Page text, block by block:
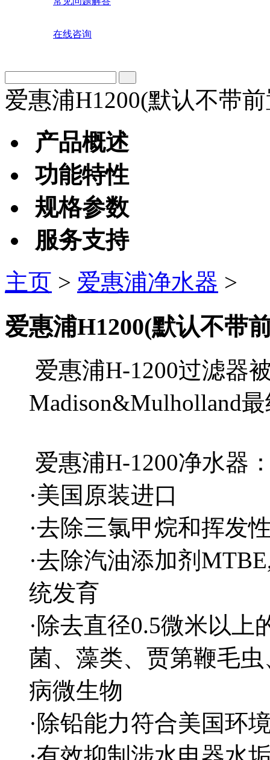
在线咨询
爱惠浦H1200(默认不带
产品概述
功能特性
规格参数
服务支持
主页 > 爱惠浦净水器 >
爱惠浦H1200(默认不带
爱惠浦H-1200过滤器
Madison&Mulholland
爱惠浦H-1200净水器
·美国原装进口
·去除三氯甲烷和挥发
·去除汽油添加剂
统发育
·除去直径0.5微米以
菌、藻类、贾第鞭毛
病微生物
·除铅能力符合美国环